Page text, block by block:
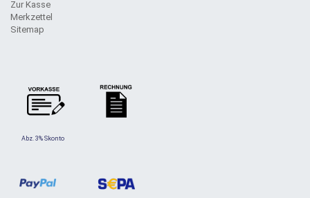
Zur Kasse
Merkzettel
Sitemap
Abz. 3% Skonto